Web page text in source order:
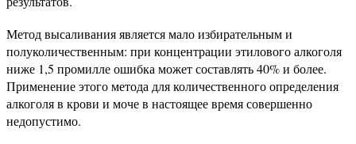
Метод высаливания является мало избирательным и
полуколичественным: при концентрации этилового алкоголя
ниже 1,5 промилле ошибка может составлять 40% и более.
Применение этого метода для количественного определения
алкоголя в крови и моче в настоящее время совершенно
недопустимо.